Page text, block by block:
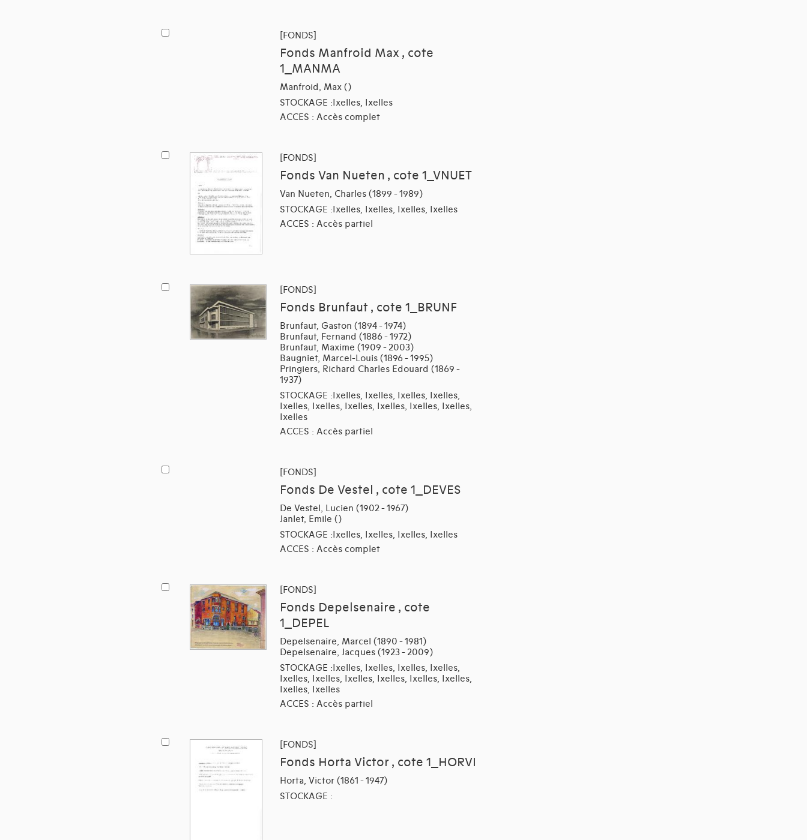
[FONDS]
Fonds Manfroid Max , cote
1_MANMA
Manfroid, Max ()
STOCKAGE :Ixelles, Ixelles
ACCES : Accès complet
[FONDS]
Fonds Van Nueten , cote 1_VNUET
Van Nueten, Charles (1899 - 1989)
STOCKAGE :Ixelles, Ixelles, Ixelles, Ixelles
ACCES : Accès partiel
[FONDS]
Fonds Brunfaut , cote 1_BRUNF
Brunfaut, Gaston (1894 - 1974)
Brunfaut, Fernand (1886 - 1972)
Brunfaut, Maxime (1909 - 2003)
Baugniet, Marcel-Louis (1896 - 1995)
Pringiers, Richard Charles Edouard (1869 -
1937)
STOCKAGE :Ixelles, Ixelles, Ixelles, Ixelles,
Ixelles, Ixelles, Ixelles, Ixelles, Ixelles, Ixelles,
Ixelles
ACCES : Accès partiel
[FONDS]
Fonds De Vestel , cote 1_DEVES
De Vestel, Lucien (1902 - 1967)
Janlet, Emile ()
STOCKAGE :Ixelles, Ixelles, Ixelles, Ixelles
ACCES : Accès complet
[FONDS]
Fonds Depelsenaire , cote
1_DEPEL
Depelsenaire, Marcel (1890 - 1981)
Depelsenaire, Jacques (1923 - 2009)
STOCKAGE :Ixelles, Ixelles, Ixelles, Ixelles,
Ixelles, Ixelles, Ixelles, Ixelles, Ixelles, Ixelles,
Ixelles, Ixelles
ACCES : Accès partiel
[FONDS]
Fonds Horta Victor , cote 1_HORVI
Horta, Victor (1861 - 1947)
STOCKAGE :